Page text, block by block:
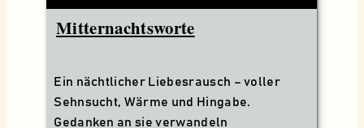
Mitternachtsworte
Ein nächtlicher Liebesrausch – voller
Sehnsucht, Wärme und Hingabe.
Gedanken an sie verwandeln